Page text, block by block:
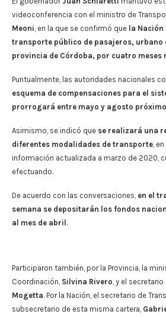
videoconferencia con el ministro de
Meoni, en la que se confirmó que la
transporte público de pasajeros, urbano
provincia de Córdoba, por cuatro meses
Puntualmente, las autoridades nacionales
esquema de compensaciones para el
prorrogará entre mayo y agosto
Asimismo, se indicó que se realizará una
diferentes modalidades de transporte,
información actualizada a marzo de 2020,
efectuando.
De acuerdo con las conversaciones, en el
semana se depositarán los fondos
al mes de abril .
Participaron también, por la Provincia, la
Coordinación, Silvina Rivero, y el
Mogetta. Por la Nación, el secretario de
subsecretario de esta misma cartera,